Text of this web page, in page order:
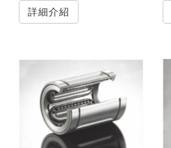
詳細介紹